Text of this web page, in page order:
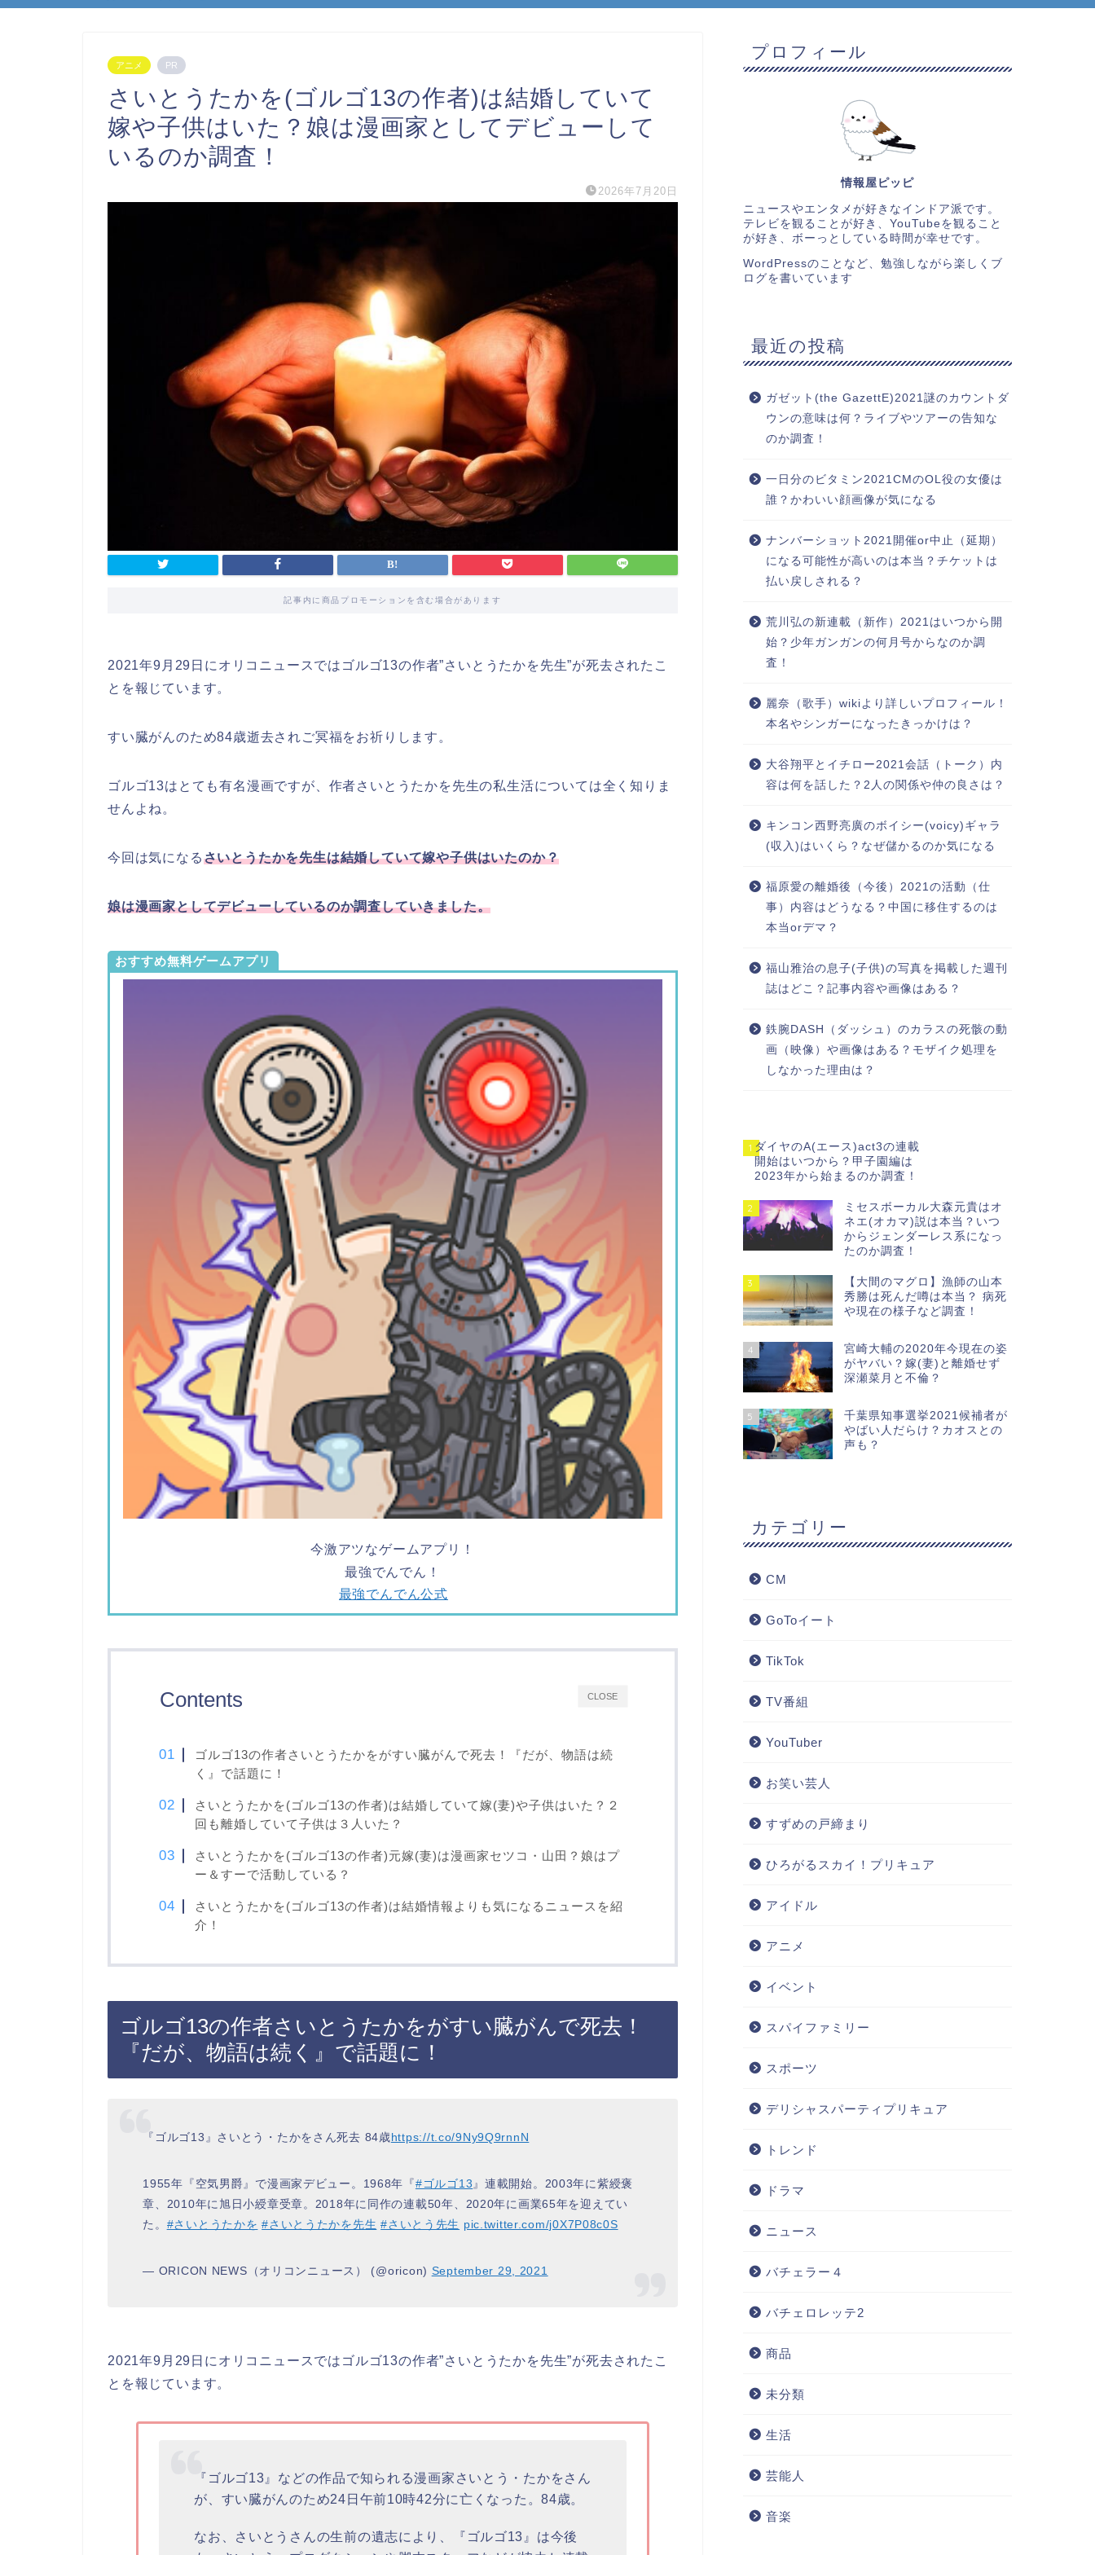
アニメ PR
さいとうたかを(ゴルゴ13の作者)は結婚していて
嫁や子供はいた？娘は漫画家としてデビューして
いるのか調査！
2026年7月20日
記事内に商品プロモーションを含む場合があります
2021年9月29日にオリコニュースではゴルゴ13の作者”さいとうたかを先生”が死去されたこ
とを報じています。
すい臓がんのため84歳逝去されご冥福をお祈りします。
ゴルゴ13はとても有名漫画ですが、作者さいとうたかを先生の私生活については全く知りま
せんよね。
今回は気になるさいとうたかを先生は結婚していて嫁や子供はいたのか？
娘は漫画家としてデビューしているのか調査していきました。
おすすめ無料ゲームアプリ
今激アツなゲームアプリ！
最強でんでん！
最強でんでん公式
CLOSE
Contents
ゴルゴ13の作者さいとうたかをがすい臓がんで死去！『だが、物語は続
く』で話題に！
さいとうたかを(ゴルゴ13の作者)は結婚していて嫁(妻)や子供はいた？２
回も離婚していて子供は３人いた？
さいとうたかを(ゴルゴ13の作者)元嫁(妻)は漫画家セツコ・山田？娘はプ
ー＆すーで活動している？
さいとうたかを(ゴルゴ13の作者)は結婚情報よりも気になるニュースを紹
介！
ゴルゴ13の作者さいとうたかをがすい臓がんで死去！
『だが、物語は続く』で話題に！
『ゴルゴ13』さいとう・たかをさん死去 84歳https://t.co/9Ny9Q9rnnN
1955年『空気男爵』で漫画家デビュー。1968年『#ゴルゴ13 』連載開始。2003年に紫綬褒
章、2010年に旭日小綬章受章。2018年に同作の連載50年、2020年に画業65年を迎えてい
た。 #さいとうたかを #さいとうたかを先生 #さいとう先生 pic.twitter.com/j0X7P08c0S
— ORICON NEWS（オリコンニュース） (@oricon) September 29, 2021
2021年9月29日にオリコニュースではゴルゴ13の作者”さいとうたかを先生”が死去されたこ
とを報じています。
『ゴルゴ13』などの作品で知られる漫画家さいとう・たかをさん
が、すい臓がんのため24日午前10時42分に亡くなった。84歳。
なお、さいとうさんの生前の遺志により、『ゴルゴ13』は今後
プロフィール
情報屋ピッピ
ニュースやエンタメが好きなインドア派です。
テレビを観ることが好き、YouTubeを観ること
が好き、ボーっとしている時間が幸せです。
WordPressのことなど、勉強しながら楽しくブ
ログを書いています
最近の投稿
ガゼット(the GazettE)2021謎のカウントダ
ウンの意味は何？ライブやツアーの告知な
のか調査！
一日分のビタミン2021CMのOL役の女優は
誰？かわいい顔画像が気になる
ナンバーショット2021開催or中止（延期）
になる可能性が高いのは本当？チケットは
払い戻しされる？
荒川弘の新連載（新作）2021はいつから開
始？少年ガンガンの何月号からなのか調
査！
麗奈（歌手）wikiより詳しいプロフィール！
本名やシンガーになったきっかけは？
大谷翔平とイチロー2021会話（トーク）内
容は何を話した？2人の関係や仲の良さは？
キンコン西野亮廣のボイシー(voicy)ギャラ
(収入)はいくら？なぜ儲かるのか気になる
福原愛の離婚後（今後）2021の活動（仕
事）内容はどうなる？中国に移住するのは
本当orデマ？
福山雅治の息子(子供)の写真を掲載した週刊
誌はどこ？記事内容や画像はある？
鉄腕DASH（ダッシュ）のカラスの死骸の動
画（映像）や画像はある？モザイク処理を
しなかった理由は？
1 ダイヤのA(エース)act3の連載
開始はいつから？甲子園編は
2023年から始まるのか調査！
2
ミセスボーカル大森元貴はオ
ネエ(オカマ)説は本当？いつ
からジェンダーレス系になっ
たのか調査！
3
【大間のマグロ】漁師の山本
秀勝は死んだ噂は本当？ 病死
や現在の様子など調査！
4
宮崎大輔の2020年今現在の姿
がヤバい？嫁(妻)と離婚せず
深瀬菜月と不倫？
5
千葉県知事選挙2021候補者が
やばい人だらけ？カオスとの
声も？
カテゴリー
CM
GoToイート
TikTok
TV番組
YouTuber
お笑い芸人
すずめの戸締まり
ひろがるスカイ！プリキュア
アイドル
アニメ
イベント
スパイファミリー
スポーツ
デリシャスパーティプリキュア
トレンド
ドラマ
ニュース
バチェラー４
バチェロレッテ2
商品
未分類
生活
芸能人
音楽